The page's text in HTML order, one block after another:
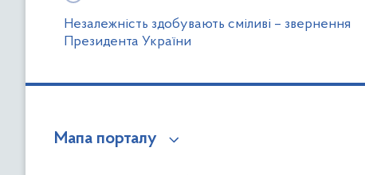
Незалежність здобувають сміливі – звернення
Президента України
Мапа порталу